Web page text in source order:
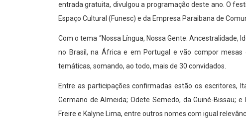
entrada gratuita, divulgou a programação deste ano. O
Espaço Cultural (Funesc) e da Empresa Paraibana de
Com o tema “Nossa Língua, Nossa Gente:
no Brasil, na África e em Portugal e vão compor
temáticas, somando, ao todo, mais de 30 convidados.
Entre as participações confirmadas estão os escritores,
Germano de Almeida; Odete Semedo, da Guiné-Bissau;
Freire e Kalyne Lima, entre outros nomes com igual